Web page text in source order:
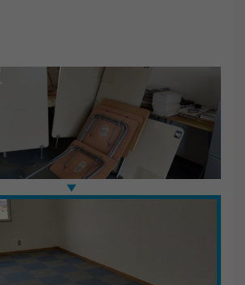
ら出た不用品は1tトラック1台分。2人の
取りよく搬出し、2〜3時間ほどで完了
のお客様コメント
れて、しかもこんなに早く終わるなん
で大満足です。」
岐阜は岐阜県の地域事情を熟知したスタ
軽にご相談ください。